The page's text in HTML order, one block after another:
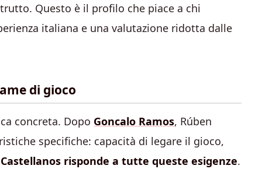
Questo è il profilo che piace a chi
italiana e una valutazione ridotta dalle
di gioco
concreta. Dopo Goncalo Ramos, Rúben
specifiche: capacità di legare il gioco,
Castellanos risponde a tutte queste esigenze.